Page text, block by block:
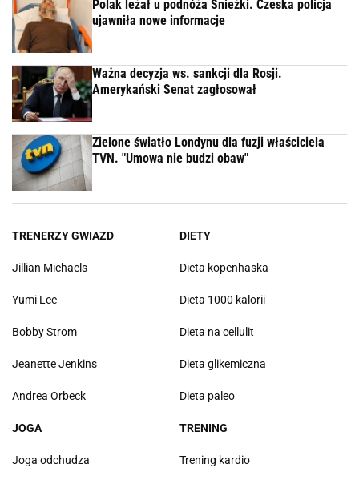
Polak leżał u podnóża Śnieżki. Czeska policja
ujawniła nowe informacje
Ważna decyzja ws. sankcji dla Rosji.
Amerykański Senat zagłosował
Zielone światło Londynu dla fuzji właściciela
TVN. "Umowa nie budzi obaw"
TRENERZY GWIAZD
Jillian Michaels
Yumi Lee
Bobby Strom
Jeanette Jenkins
Andrea Orbeck
DIETY
Dieta kopenhaska
Dieta 1000 kalorii
Dieta na cellulit
Dieta glikemiczna
Dieta paleo
JOGA
Joga odchudza
TRENING
Trening kardio